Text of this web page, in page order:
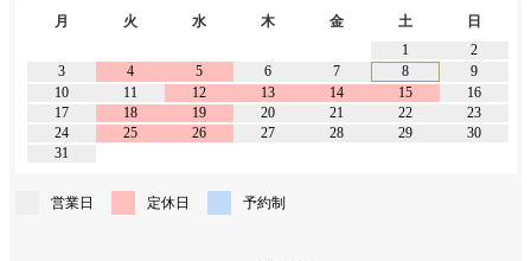
月 火 水 木 金 土
日
1
2
3
4 5 6 7 8
9
10
11 12 13 14 15
16
17
18 19 20 21 22
23
24
25 26 27 28 29
30
31
営業日 定休日 予約制